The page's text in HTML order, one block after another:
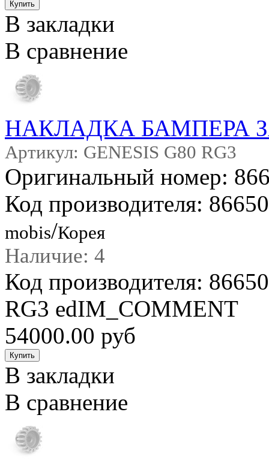
В закладки
В сравнение
НАКЛАДКА БАМПЕРА
Артикул: GENESIS G80 RG3
Оригинальный номер:
Код производителя:
mobis/Корея
Наличие: 4
Код производителя:
RG3 edIM_COMMENT
54000.00 руб
В закладки
В сравнение